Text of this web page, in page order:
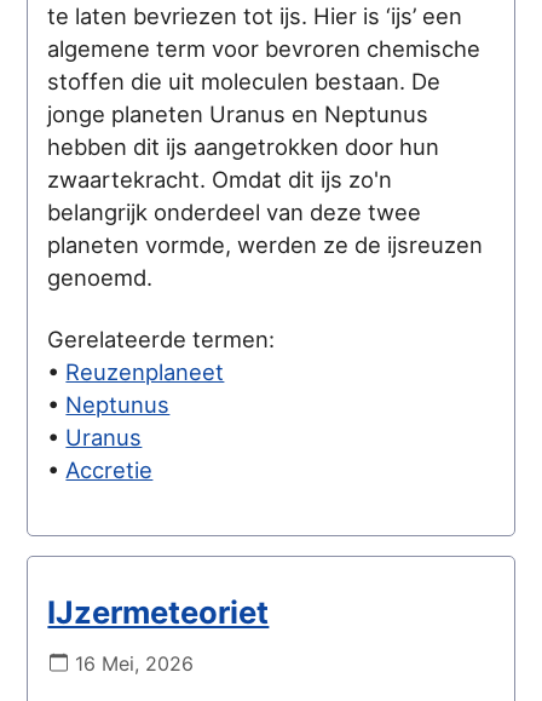
te laten bevriezen tot ijs. Hier is ‘ijs’ een
algemene term voor bevroren chemische
stoffen die uit moleculen bestaan. De
jonge planeten Uranus en Neptunus
hebben dit ijs aangetrokken door hun
zwaartekracht. Omdat dit ijs zo'n
belangrijk onderdeel van deze twee
planeten vormde, werden ze de ijsreuzen
genoemd.
Gerelateerde termen:
• Reuzenplaneet
• Neptunus
• Uranus
• Accretie
IJzermeteoriet
16 Mei, 2026